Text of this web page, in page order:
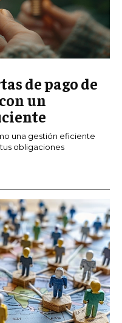
de pago de
un
una gestión eficiente
obligaciones